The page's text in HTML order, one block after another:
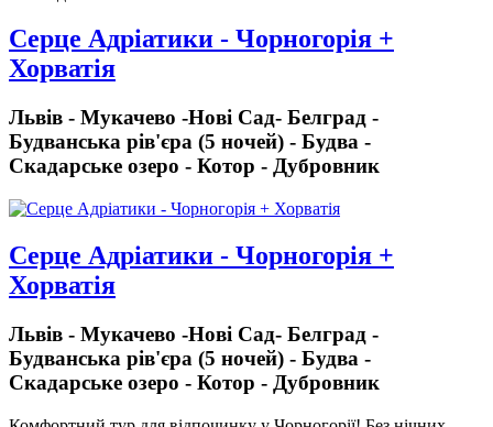
Серце Адріатики - Чорногорія +
Хорватія
Львів - Мукачево -Нові Сад- Белград -
Будванська рів'єра (5 ночей) - Будва -
Скадарське озеро - Котор - Дубровник
Серце Адріатики - Чорногорія +
Хорватія
Львів - Мукачево -Нові Сад- Белград -
Будванська рів'єра (5 ночей) - Будва -
Скадарське озеро - Котор - Дубровник